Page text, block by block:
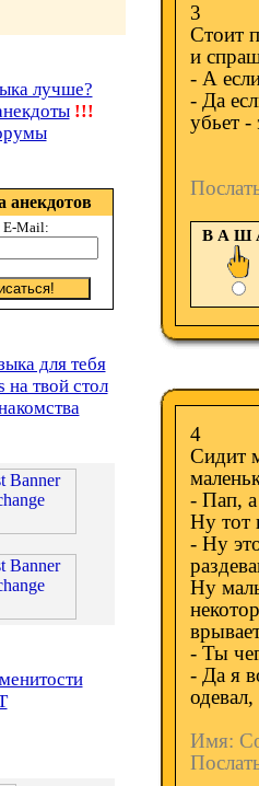
лучше?
!!!
анекдотов
Mail:
для тебя
на твой стол
3
Стоит
и
- А
- Да
убьет -
В А Ш
4
Сидит
- Пап, а
Ну тот
- Ну
Ну
- Ты
- Да я
Имя: